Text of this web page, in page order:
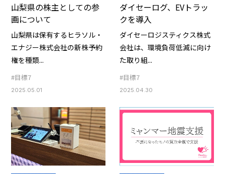
山梨県の株主としての参
画について
山梨県は保有するヒラソル・
エナジー株式会社の新株予約
権を種類...
#目標7
2025.05.01
ダイセーログ、EVトラッ
クを導入
ダイセーロジスティクス株式
会社は、環境負荷低減に向け
た取り組...
#目標7
2025.04.30